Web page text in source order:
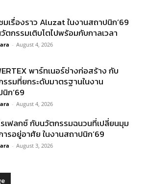
เรื่องราว Aluzat ในงานสถาปนิก’69
ตกรรมเติบโตไปพร้อมกับกาลเวลา
- August 4, 2026
พาร์ทเนอร์ช่างก่อสร้าง กับ
รรมที่ยกระดับมาตรฐานในงาน
ก’69
- August 4, 2026
รเฟลกซ์ กับนวัตกรรมฉนวนที่เปลี่ยนมุม
รอยู่อาศัย ในงานสถาปนิก’69
- August 3, 2026